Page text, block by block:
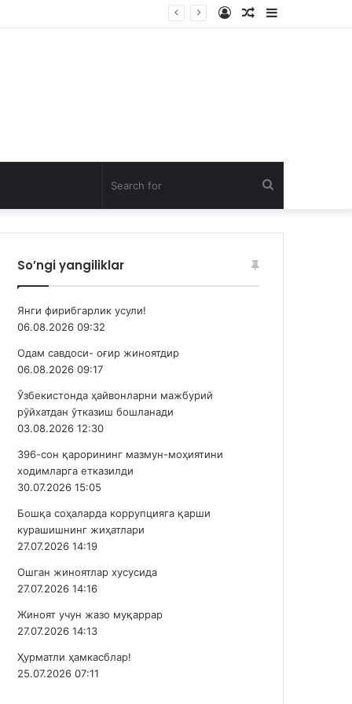
Sidebar
Random
Log
for
So’ngi yangiliklar
Янги фирибгарлик усули!
06.08.2026 09:32
Одам савдоси- оғир жиноятдир
06.08.2026 09:17
Ўзбекистонда ҳайвонларни мажбурий
рўйхатдан ўтказиш бошланади
03.08.2026 12:30
396-сон қарорининг мазмун-моҳиятини
ходимларга етказилди
30.07.2026 15:05
Бошқа соҳаларда коррупцияга қарши
курашишнинг жиҳатлари
27.07.2026 14:19
Ошган жиноятлар хусусида
27.07.2026 14:16
Жиноят учун жазо муқаррар
27.07.2026 14:13
Ҳурматли ҳамкасблар!
25.07.2026 07:11